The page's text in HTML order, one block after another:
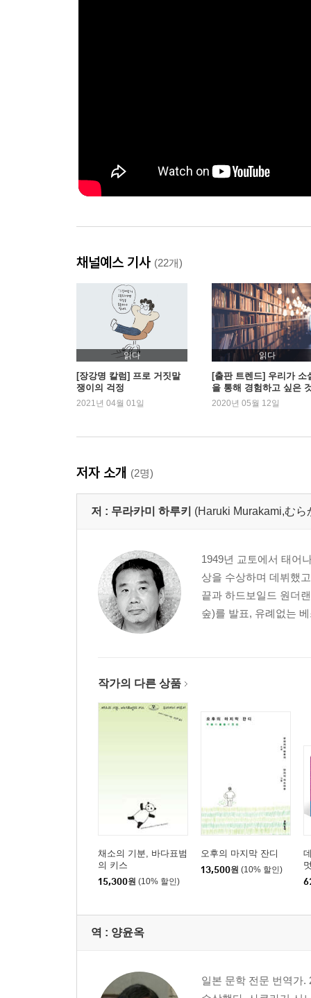
채널예스 기사 (22개)
읽다
[장강명 칼럼] 프로 거짓말
쟁이의 걱정
2021년 04월 01일
읽다
[출판 트렌드] 우리가 소
을 통해 경험하고 싶은
2020년 05월 12일
저자 소개 (2명)
저 : 무라카미 하루키 (Haruki Murakami,む
1949년 교토에서 태어
상을 수상하며 데뷔했
끝과 하드보일드 원더
숲)를 발표, 유례없는
작가의 다른 상품
채소의 기분, 바다표범
의 키스
15,300원 (10% 할인)
오후의 마지막 잔디
13,500원 (10% 할인)
역 : 양윤옥
일본 문학 전문 번역가.